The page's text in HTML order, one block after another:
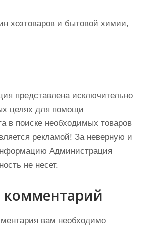
хозтоваров и бытовой химии,
представлена исключительно
целях для помощи
в поиске необходимых товаров
рекламой! За неверную и
Администрация
не несет.
комментарий
вам необходимо